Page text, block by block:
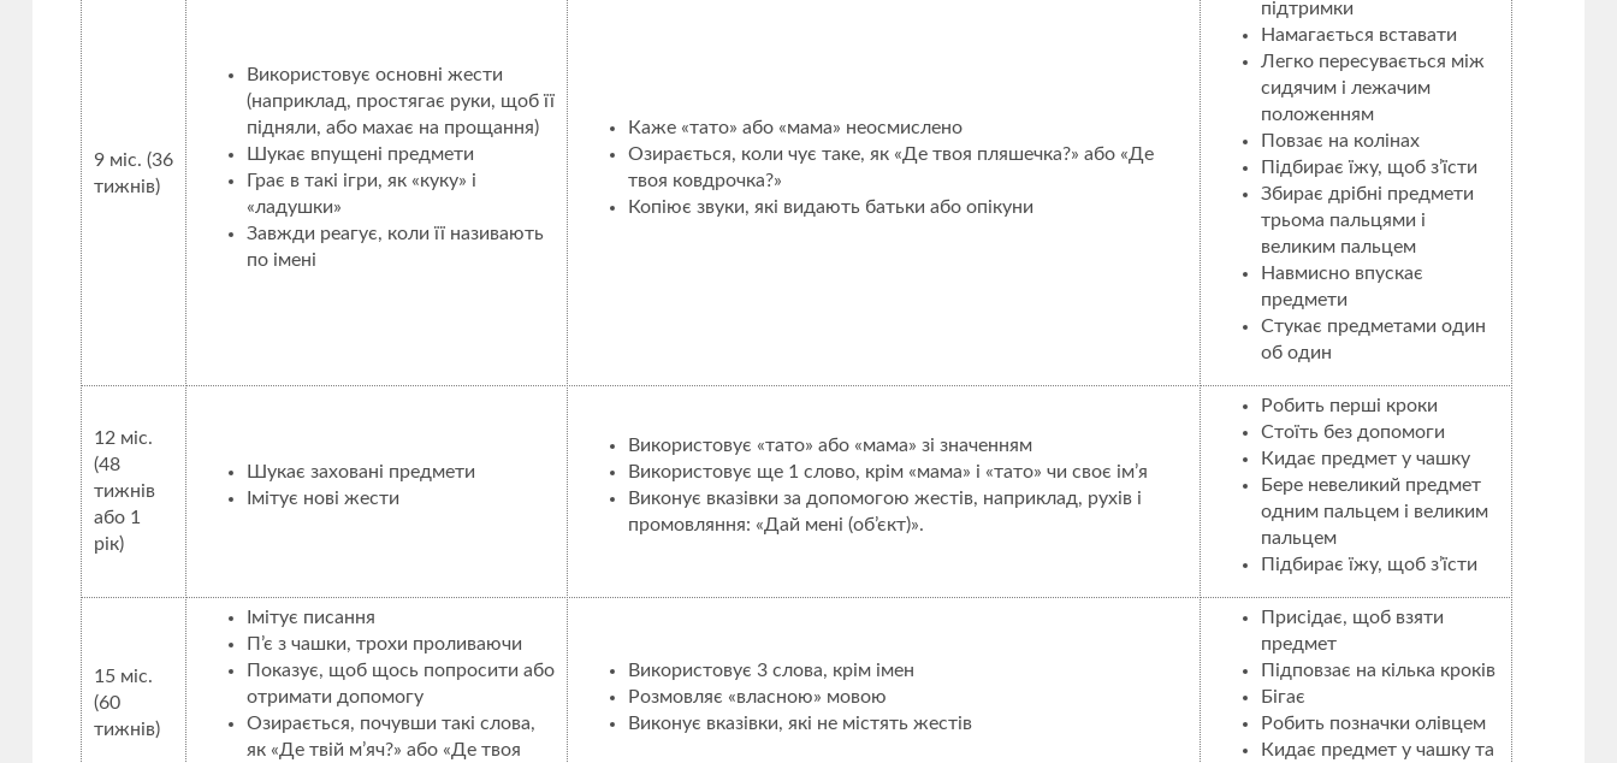
9 міс. (36
тижнів)
Використовує основні жести
(наприклад, простягає руки, щоб її
підняли, або махає на прощання)
Шукає впущені предмети
Грає в такі ігри, як «куку» і
«ладушки»
Завжди реагує, коли її називають
по імені
Каже «тато» або «мама» неосмислено
Озирається, коли чує таке, як «Де твоя пляшечка?» або «Де
твоя ковдрочка?»
Копіює звуки, які видають батьки або опікуни
підтримки
Намагається вставати
Легко пересувається між
сидячим і лежачим
положенням
Повзає на колінах
Підбирає їжу, щоб з’їсти
Збирає дрібні предмети
трьома пальцями і
великим пальцем
Навмисно впускає
предмети
Стукає предметами один
об один
12 міс.
(48
тижнів
або 1
рік)
Шукає заховані предмети
Імітує нові жести
Використовує «тато» або «мама» зі значенням
Використовує ще 1 слово, крім «мама» і «тато» чи своє ім’я
Виконує вказівки за допомогою жестів, наприклад, рухів і
промовляння: «Дай мені (об’єкт)».
Робить перші кроки
Стоїть без допомоги
Кидає предмет у чашку
Бере невеликий предмет
одним пальцем і великим
пальцем
Підбирає їжу, щоб з’їсти
15 міс.
(60
тижнів)
Імітує писання
П’є з чашки, трохи проливаючи
Показує, щоб щось попросити або
отримати допомогу
Озирається, почувши такі слова,
як «Де твій м’яч?» або «Де твоя
Використовує 3 слова, крім імен
Розмовляє «власною» мовою
Виконує вказівки, які не містять жестів
Присідає, щоб взяти
предмет
Підповзає на кілька кроків
Бігає
Робить позначки олівцем
Кидає предмет у чашку та